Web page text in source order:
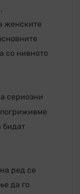
женските
со нивното
сериозни
бидат
ред се
да го